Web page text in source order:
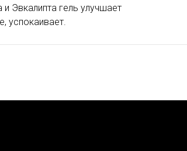
Эвкалипта гель улучшает
успокаивает.